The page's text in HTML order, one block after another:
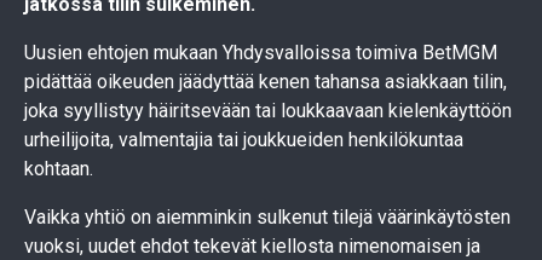
jatkossa tilin sulkeminen.
Uusien ehtojen mukaan Yhdysvalloissa toimiva BetMGM
pidättää oikeuden jäädyttää kenen tahansa asiakkaan tilin,
joka syyllistyy häiritsevään tai loukkaavaan kielenkäyttöön
urheilijoita, valmentajia tai joukkueiden henkilökuntaa
kohtaan.
Vaikka yhtiö on aiemminkin sulkenut tilejä väärinkäytösten
vuoksi, uudet ehdot tekevät kiellosta nimenomaisen ja